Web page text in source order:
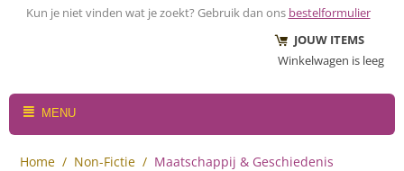
Kun je niet vinden wat je zoekt? Gebruik dan ons bestelformulier
JOUW ITEMS
Winkelwagen is leeg
MENU
Home / Non-Fictie / Maatschappij & Geschiedenis